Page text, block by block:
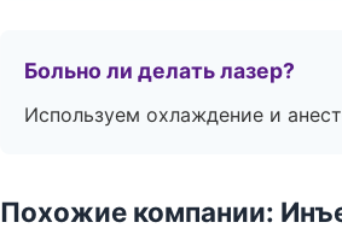
Больно ли делать лазер?
Используем охлаждение и
Похожие компании: